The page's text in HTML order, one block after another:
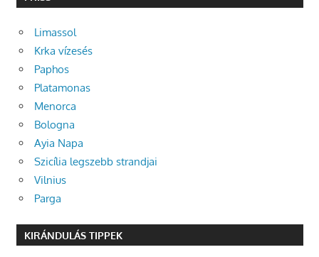
Limassol
Krka vízesés
Paphos
Platamonas
Menorca
Bologna
Ayia Napa
Szicília legszebb strandjai
Vilnius
Parga
KIRÁNDULÁS TIPPEK